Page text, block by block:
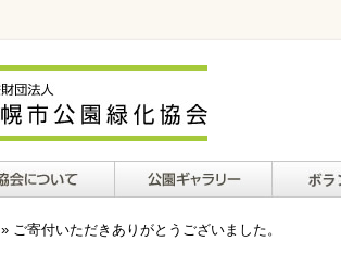
» ご寄付いただきありがとうございました。